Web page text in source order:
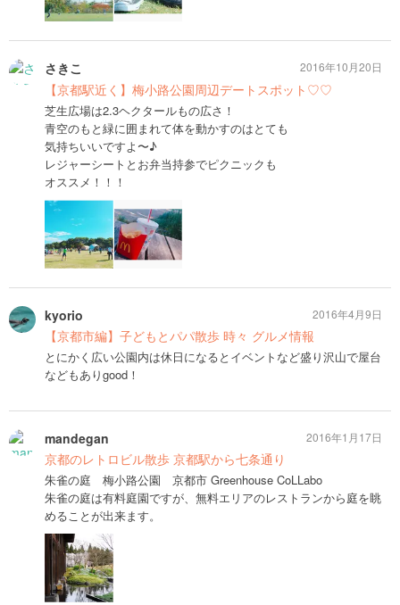
さきこ
【京都駅近く】梅小路公園周辺デートスポット♡♡
芝生広場は2.3ヘクタールもの広さ！
青空のもと緑に囲まれて体を動かすのはとても
気持ちいいですよ〜♪
レジャーシートとお弁当持参でピクニックも
オススメ！！！
2016年10月20日
kyorio
【京都市編】子どもとパパ散歩 時々 グルメ情報
とにかく広い公園内は休日になるとイベントなど盛り沢山で屋台
などもありgood！
2016年4月9日
mandegan
京都のレトロビル散歩 京都駅から七条通り
朱雀の庭 梅小路公園 京都市 Greenhouse CoLLabo
朱雀の庭は有料庭園ですが、無料エリアのレストランから庭を眺
めることが出来ます。
2016年1月17日